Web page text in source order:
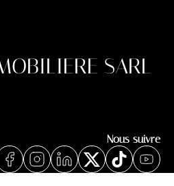
SARL
Nous suivre